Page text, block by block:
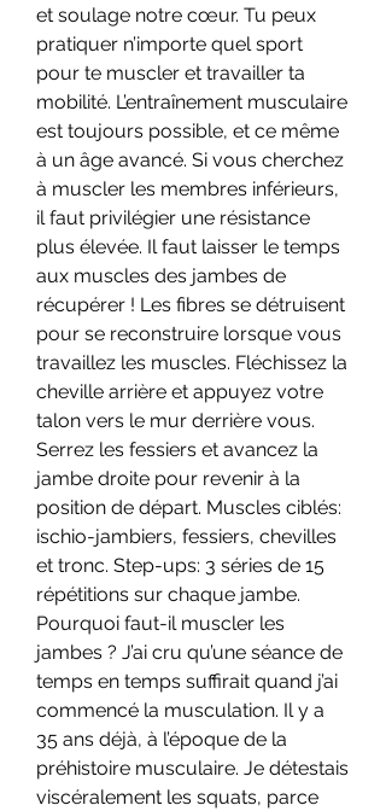
et soulage notre cœur. Tu peux
pratiquer n’importe quel sport
pour te muscler et travailler ta
mobilité. L’entraînement musculaire
est toujours possible, et ce même
à un âge avancé. Si vous cherchez
à muscler les membres inférieurs,
il faut privilégier une résistance
plus élevée. Il faut laisser le temps
aux muscles des jambes de
récupérer ! Les fibres se détruisent
pour se reconstruire lorsque vous
travaillez les muscles. Fléchissez la
cheville arrière et appuyez votre
talon vers le mur derrière vous.
Serrez les fessiers et avancez la
jambe droite pour revenir à la
position de départ. Muscles ciblés:
ischio-jambiers, fessiers, chevilles
et tronc. Step-ups: 3 séries de 15
répétitions sur chaque jambe.
Pourquoi faut-il muscler les
jambes ? J’ai cru qu’une séance de
temps en temps suffirait quand j’ai
commencé la musculation. Il y a
35 ans déjà, à l’époque de la
préhistoire musculaire. Je détestais
viscéralement les squats, parce